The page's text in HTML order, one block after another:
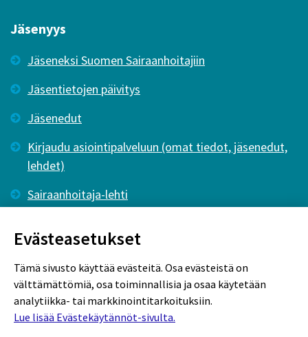
Jäsenyys
Jäseneksi Suomen Sairaanhoitajiin
Jäsentietojen päivitys
Jäsenedut
Kirjaudu asiointipalveluun (omat tiedot, jäsenedut,
lehdet)
Sairaanhoitaja-lehti
Evästeasetukset
Tämä sivusto käyttää evästeitä. Osa evästeistä on
välttämättömiä, osa toiminnallisia ja osaa käytetään
analytiikka- tai markkinointitarkoituksiin.
Lue lisää Evästekäytännöt-sivulta.